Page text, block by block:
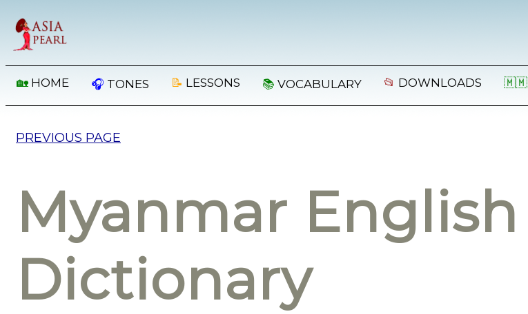
🏡 HOME 🎧 TONES 📝 LESSONS 📚 VOCABULARY 📂 DOWNLOADS 🇲🇲
PREVIOUS PAGE
Myanmar English
Dictionary